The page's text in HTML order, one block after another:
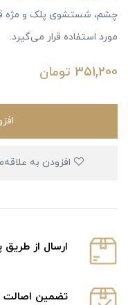
چشم، شستشوی پلک و مژه قبل
مورد استفاده قرار می‌گیرد.
351,200 تومان
ارسال از
تضمین اصالت